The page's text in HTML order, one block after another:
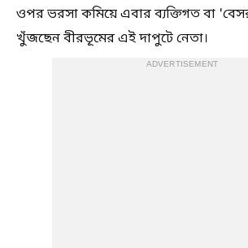
ওপর ভরসা কমিয়ে এবার ব্যক্তিগত বা
খুঁজছেন বীরভূমের এই দাপুটে নেতা।
ADVERTISEMENT